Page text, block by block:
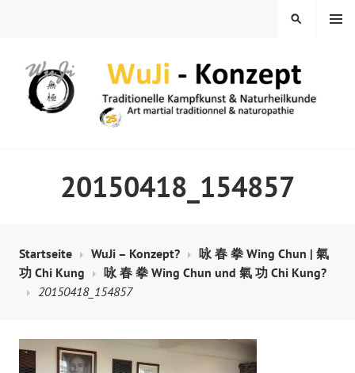
MENÜ
SUCHEN
20150418_154857
Startseite WuJi – Konzept?
咏 春 拳 Wing Chun | 氣
功 Chi Kung
咏 春 拳 Wing Chun und 氣 功 Chi Kung?
20150418_154857